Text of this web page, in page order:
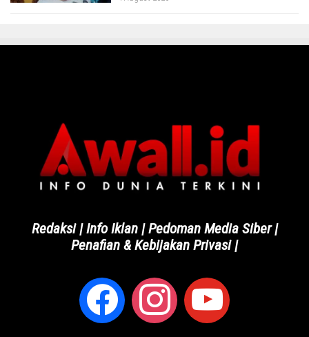
Redaksi|Info Iklan|Pedoman Media Siber|
Penafian & Kebijakan Privasi|